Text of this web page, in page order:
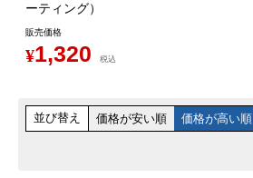
ーティング）
販売価格
¥1,320 税込
並び替え 価格が安い順 価格が高い順